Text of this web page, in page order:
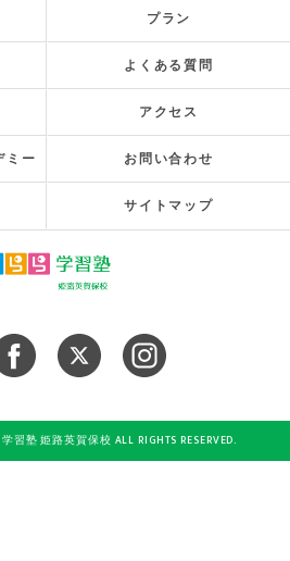
プラン
よくある質問
アクセス
ミー お問い合わせ
サイトマップ
習塾 姫路英賀保校 ALL RIGHTS RESERVED.